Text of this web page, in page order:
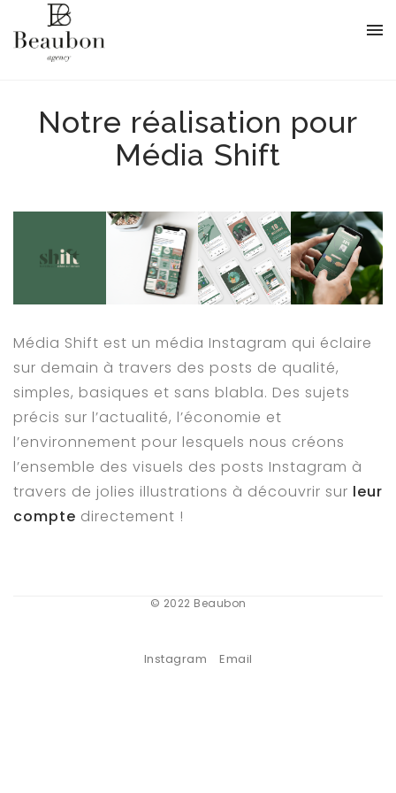
Notre réalisation pour
Média Shift
Média Shift est un média Instagram qui éclaire
sur demain à travers des posts de qualité,
simples, basiques et sans blabla. Des sujets
précis sur l’actualité, l’économie et
l’environnement pour lesquels nous créons
l’ensemble des visuels des posts Instagram à
travers de jolies illustrations à découvrir sur leur
compte directement !
© 2022 Beaubon
Instagram Email